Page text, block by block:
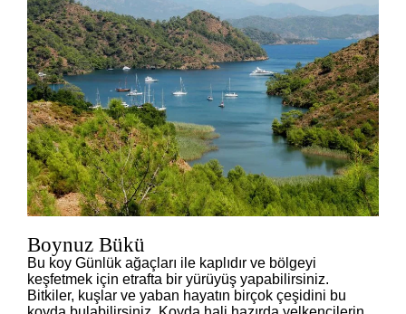
Boynuz Bükü
Bu koy Günlük ağaçları ile kaplıdır ve bölgeyi
keşfetmek için etrafta bir yürüyüş yapabilirsiniz.
Bitkiler, kuşlar ve yaban hayatın birçok çeşidini bu